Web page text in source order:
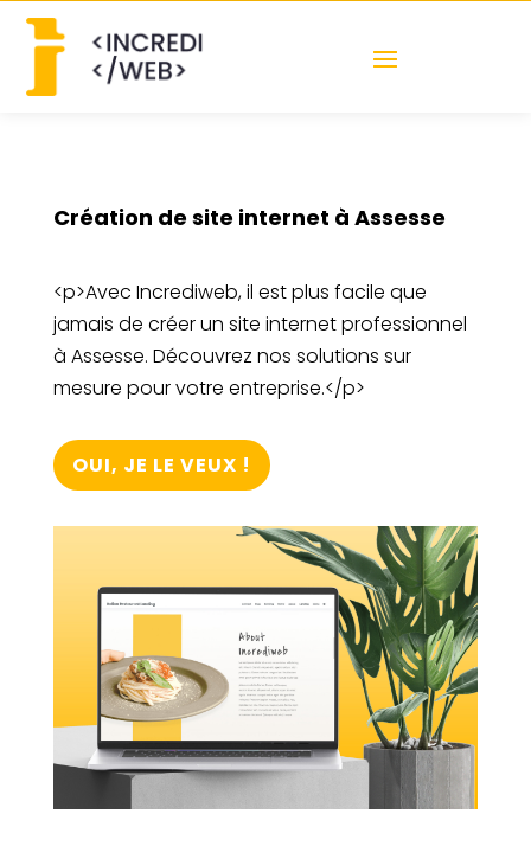
Création de site internet à Assesse
<p>Avec Incrediweb, il est plus facile que
jamais de créer un site internet professionnel
à Assesse. Découvrez nos solutions sur
mesure pour votre entreprise.</p>
OUI, JE LE VEUX !